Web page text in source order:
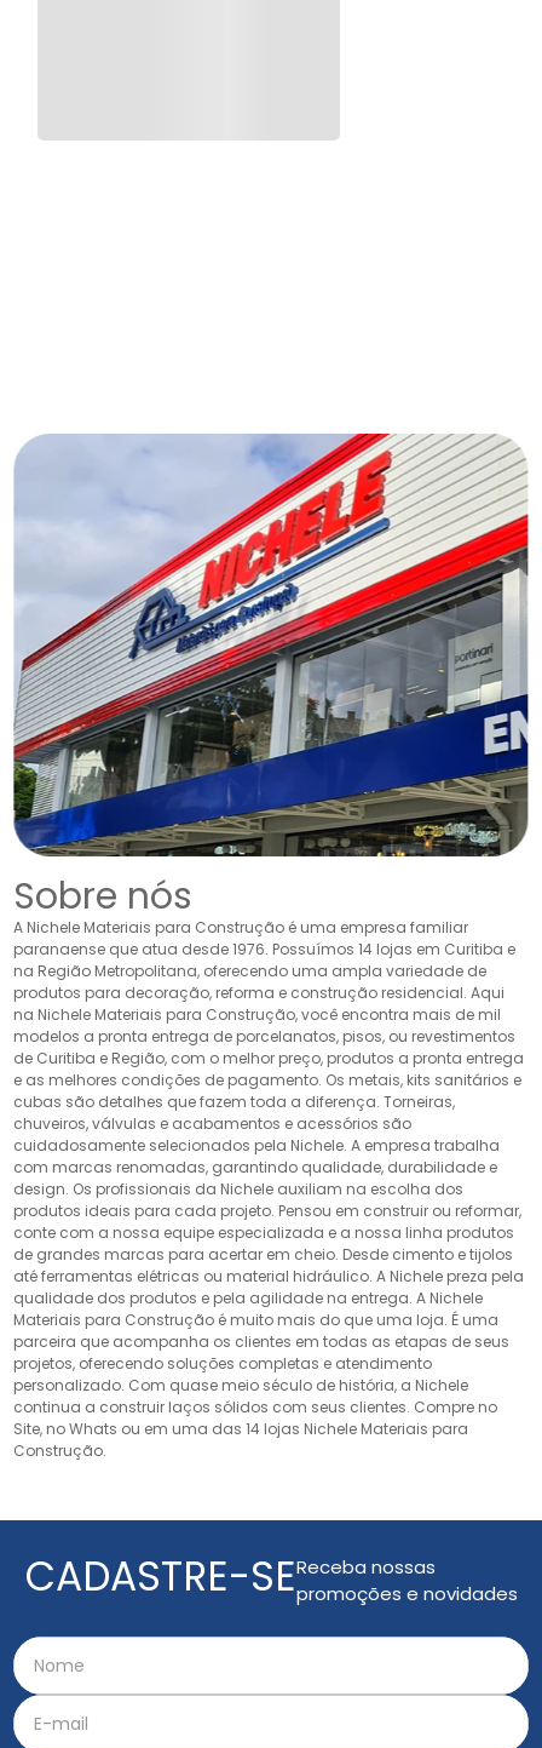
Sobre nós
A Nichele Materiais para Construção é uma empresa familiar
paranaense que atua desde 1976. Possuímos 14 lojas em Curitiba e
na Região Metropolitana, oferecendo uma ampla variedade de
produtos para decoração, reforma e construção residencial. Aqui
na Nichele Materiais para Construção, você encontra mais de mil
modelos a pronta entrega de porcelanatos, pisos, ou revestimentos
de Curitiba e Região, com o melhor preço, produtos a pronta entrega
e as melhores condições de pagamento. Os metais, kits sanitários e
cubas são detalhes que fazem toda a diferença. Torneiras,
chuveiros, válvulas e acabamentos e acessórios são
cuidadosamente selecionados pela Nichele. A empresa trabalha
com marcas renomadas, garantindo qualidade, durabilidade e
design. Os profissionais da Nichele auxiliam na escolha dos
produtos ideais para cada projeto. Pensou em construir ou reformar,
conte com a nossa equipe especializada e a nossa linha produtos
de grandes marcas para acertar em cheio. Desde cimento e tijolos
até ferramentas elétricas ou material hidráulico. A Nichele preza pela
qualidade dos produtos e pela agilidade na entrega. A Nichele
Materiais para Construção é muito mais do que uma loja. É uma
parceira que acompanha os clientes em todas as etapas de seus
projetos, oferecendo soluções completas e atendimento
personalizado. Com quase meio século de história, a Nichele
continua a construir laços sólidos com seus clientes. Compre no
Site, no Whats ou em uma das 14 lojas Nichele Materiais para
Construção.
CADASTRE-SEReceba nossas
promoções e novidades